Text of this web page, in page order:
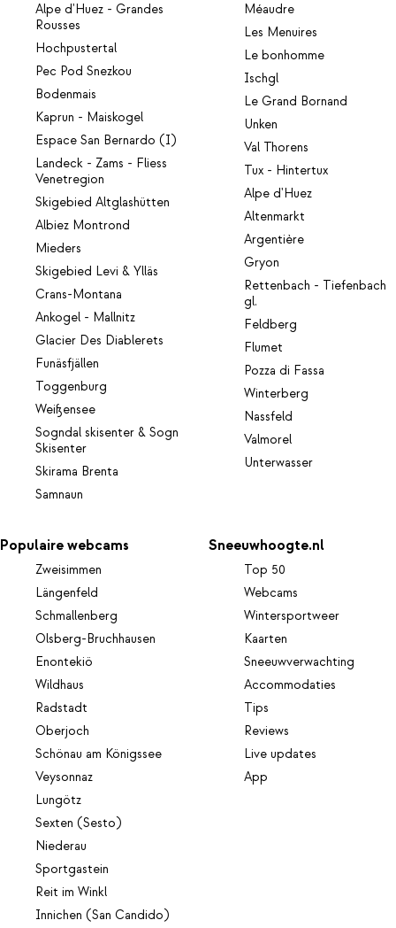
Alpe d'Huez - Grandes
Rousses
Hochpustertal
Pec Pod Snezkou
Bodenmais
Kaprun - Maiskogel
Espace San Bernardo (I)
Landeck - Zams - Fliess
Venetregion
Skigebied Altglashütten
Albiez Montrond
Mieders
Skigebied Levi & Ylläs
Crans-Montana
Ankogel - Mallnitz
Glacier Des Diablerets
Funäsfjällen
Toggenburg
Weißensee
Sogndal skisenter & Sogn
Skisenter
Skirama Brenta
Samnaun
Méaudre
Les Menuires
Le bonhomme
Ischgl
Le Grand Bornand
Unken
Val Thorens
Tux - Hintertux
Alpe d'Huez
Altenmarkt
Argentière
Gryon
Rettenbach - Tiefenbach
gl.
Feldberg
Flumet
Pozza di Fassa
Winterberg
Nassfeld
Valmorel
Unterwasser
Populaire webcams
Zweisimmen
Längenfeld
Schmallenberg
Olsberg-Bruchhausen
Enontekiö
Wildhaus
Radstadt
Oberjoch
Schönau am Königssee
Veysonnaz
Lungötz
Sexten (Sesto)
Niederau
Sportgastein
Reit im Winkl
Innichen (San Candido)
Sneeuwhoogte.nl
Top 50
Webcams
Wintersportweer
Kaarten
Sneeuwverwachting
Accommodaties
Tips
Reviews
Live updates
App